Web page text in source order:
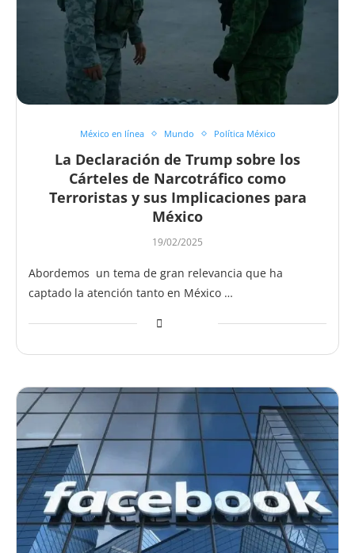
México en línea Mundo Política México
La Declaración de Trump sobre los
Cárteles de Narcotráfico como
Terroristas y sus Implicaciones para
México
19/02/2025
Abordemos un tema de gran relevancia que ha
captado la atención tanto en México …